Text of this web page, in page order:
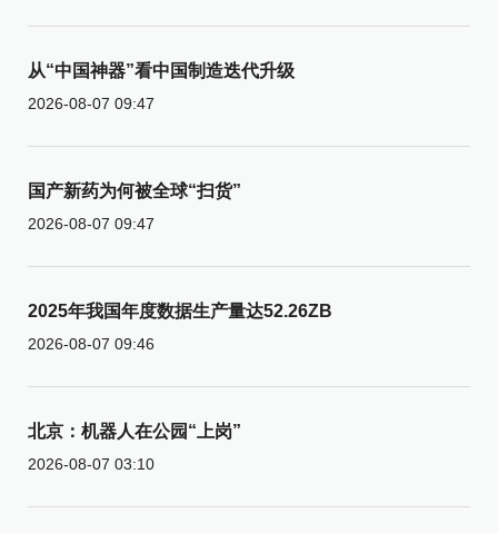
从“中国神器”看中国制造迭代升级
2026-08-07 09:47
国产新药为何被全球“扫货”
2026-08-07 09:47
2025年我国年度数据生产量达52.26ZB
2026-08-07 09:46
北京：机器人在公园“上岗”
2026-08-07 03:10